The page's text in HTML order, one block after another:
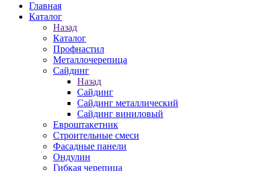
Главная
Каталог
Назад
Каталог
Профнастил
Металлочерепица
Сайдинг
Назад
Сайдинг
Сайдинг металлический
Сайдинг виниловый
Евроштакетник
Строительные смеси
Фасадные панели
Ондулин
Гибкая черепица